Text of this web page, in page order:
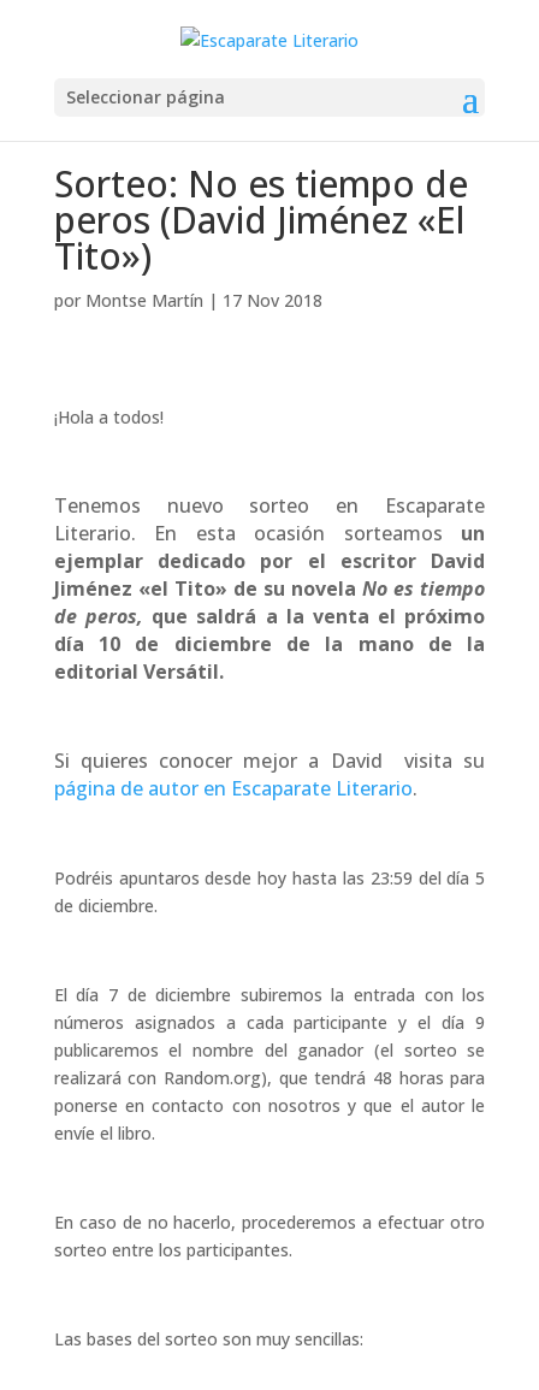
Seleccionar página
Sorteo: No es tiempo de
peros (David Jiménez «El
Tito»)
por Montse Martín | 17 Nov 2018
¡Hola a todos!
Tenemos nuevo sorteo en Escaparate
Literario. En esta ocasión sorteamos un
ejemplar dedicado por el escritorDavid
Jiménez «el Tito» de su novelaNo es tiempo
de peros, que saldrá a la venta el próximo
día 10 de diciembre de la mano de la
editorial Versátil.
Si quieres conocer mejor a David visita su
página de autor en Escaparate Literario.
Podréis apuntaros desde hoy hasta las 23:59 del día 5
de diciembre.
El día 7 de diciembre subiremos la entrada con los
números asignados a cada participante y el día 9
publicaremos el nombre del ganador (el sorteo se
realizará con Random.org), que tendrá 48 horas para
ponerse en contacto con nosotros y que el autor le
envíe el libro.
En caso de no hacerlo, procederemos a efectuar otro
sorteo entre los participantes.
Las bases del sorteo son muy sencillas: